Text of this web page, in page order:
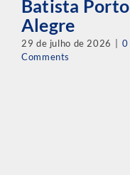
Batista Porto
Alegre
29 de julho de 2026
0
Comments